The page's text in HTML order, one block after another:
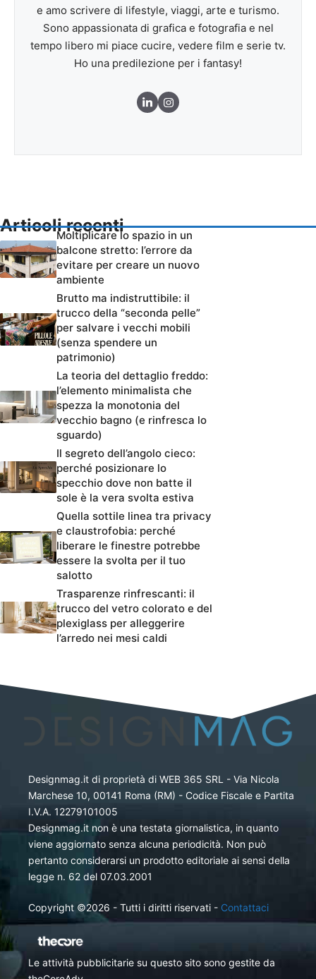
e amo scrivere di lifestyle, viaggi, arte e turismo.
Sono appassionata di grafica e fotografia e nel
tempo libero mi piace cucire, vedere film e serie tv.
Ho una predilezione per i fantasy!
Articoli recenti
Moltiplicare lo spazio in un
balcone stretto: l’errore da
evitare per creare un nuovo
ambiente
Brutto ma indistruttibile: il
trucco della “seconda pelle”
per salvare i vecchi mobili
(senza spendere un
patrimonio)
La teoria del dettaglio freddo:
l’elemento minimalista che
spezza la monotonia del
vecchio bagno (e rinfresca lo
sguardo)
Il segreto dell’angolo cieco:
perché posizionare lo
specchio dove non batte il
sole è la vera svolta estiva
Quella sottile linea tra privacy
e claustrofobia: perché
liberare le finestre potrebbe
essere la svolta per il tuo
salotto
Trasparenze rinfrescanti: il
trucco del vetro colorato e del
plexiglass per alleggerire
l’arredo nei mesi caldi
Designmag.it di proprietà di WEB 365 SRL - Via Nicola
Marchese 10, 00141 Roma (RM) - Codice Fiscale e Partita
I.V.A. 12279101005
Designmag.it non è una testata giornalistica, in quanto
viene aggiornato senza alcuna periodicità. Non può
pertanto considerarsi un prodotto editoriale ai sensi della
legge n. 62 del 07.03.2001
Copyright ©2026 - Tutti i diritti riservati - Contattaci
Le attività pubblicitarie su questo sito sono gestite da